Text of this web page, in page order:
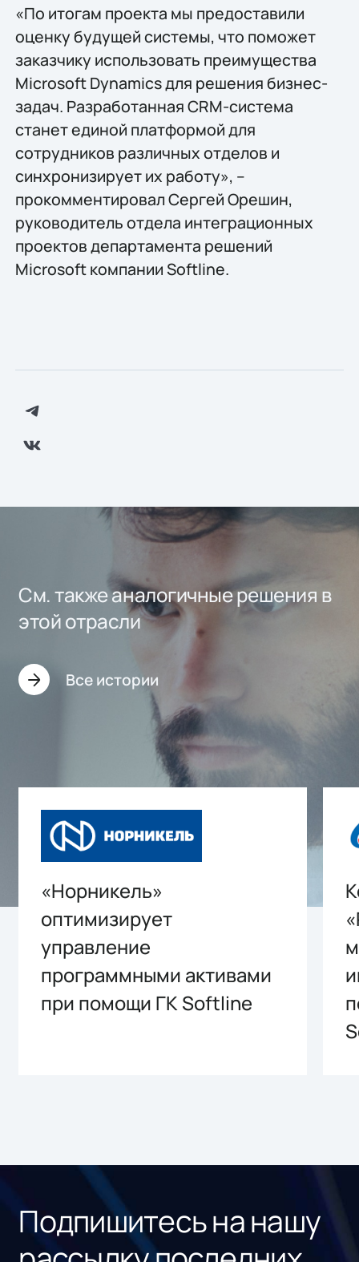
«По итогам проекта мы предоставили
оценку будущей системы, что поможет
заказчику использовать преимущества
Microsoft Dynamics для решения бизнес-
задач. Разработанная CRM-система
станет единой платформой для
сотрудников различных отделов и
синхронизирует их работу», –
прокомментировал Сергей Орешин,
руководитель отдела интеграционных
проектов департамента решений
Microsoft компании Softline.
См. также аналогичные решения в
этой отрасли
Все истории
«Норникель»
оптимизирует
управление
программными активами
при помощи ГК Softline
Подпишитесь на нашу